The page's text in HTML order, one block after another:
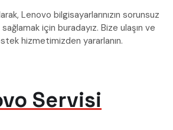
Lenovo bilgisayarlarınızın sorunsuz
sağlamak için buradayız. Bize ulaşın ve
hizmetimizden yararlanın.
Servisi